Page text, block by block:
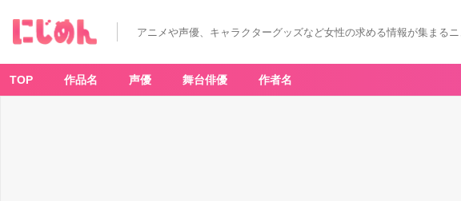
アニメや声優、キャラクターグッズなど女性の求める情報が集まるニ
TOP 作品名 声優 舞台俳優 作者名